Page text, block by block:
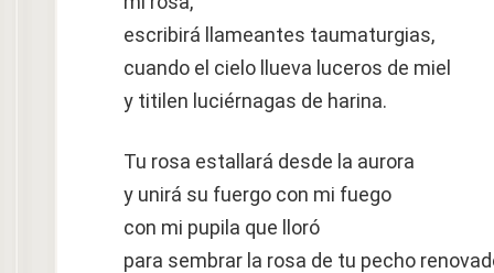
escribirá llameantes taumaturgias,
cuando el cielo llueva luceros de miel
y titilen luciérnagas de harina.
Tu rosa estallará desde la aurora
y unirá su fuergo con mi fuego
con mi pupila que lloró
para sembrar la rosa de tu pecho